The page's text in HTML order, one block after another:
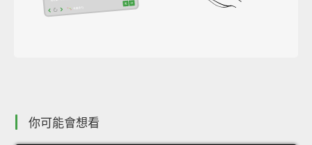
你可能會想看